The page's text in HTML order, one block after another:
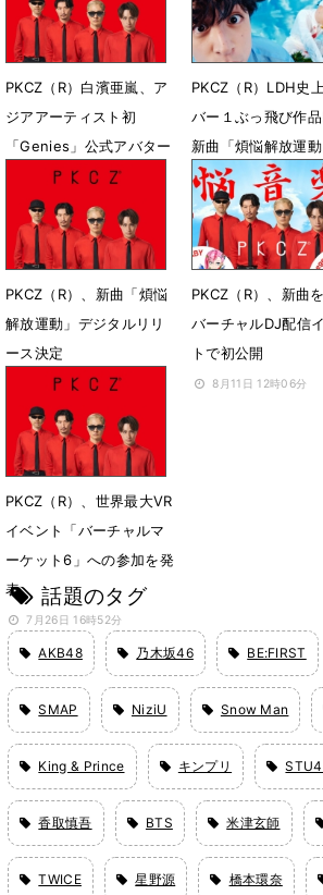
PKCZ（R）白濱亜嵐、ア
ジアアーティスト初
「Genies」公式アバター
に抜てき
10月5日 14時26分
PKCZ（R）LDH史
バー１ぶっ飛び作
新曲「煩悩解放運
公開
9月1日 23時41分
PKCZ（R）、新曲「煩悩
解放運動」デジタルリリ
ース決定
8月16日 06時00分
PKCZ（R）、新曲
バーチャルDJ配信
トで初公開
8月11日 12時06分
PKCZ（R）、世界最大VR
イベント「バーチャルマ
ーケット6」への参加を発
表
7月26日 16時52分
話題のタグ
AKB48 乃木坂46 BE:FIRST
SMAP NiziU Snow Man
King & Prince キンプリ
香取慎吾 BTS 米津玄師
TWICE 星野源 橋本環奈